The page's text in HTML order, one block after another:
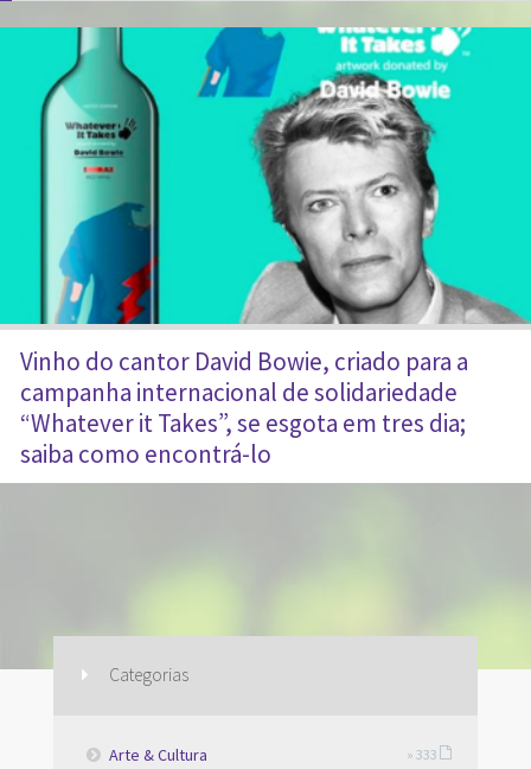
Vinho do cantor David Bowie, criado para a
campanha internacional de solidariedade
“Whatever it Takes”, se esgota em tres dia;
saiba como encontrá-lo
Categorias
Arte & Cultura » 333